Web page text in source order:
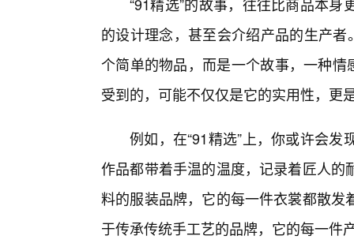
“91精选”的故事，往往比商品本
的设计理念，甚至会介绍产品的生产
个简单的物品，而是一个故事，一种情
受到的，可能不仅仅是它的实用性，更
例如，在“91精选”上，你或许会
作品都带着手温的温度，记录着匠人
料的服装品牌，它的每一件衣裳都散
于传承传统手工艺的品牌，它的每一件